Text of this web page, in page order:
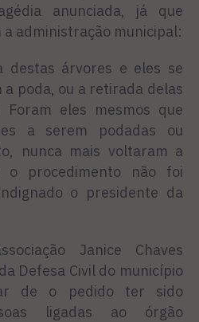
anunciada, já que
administração municipal:
destas árvores e eles se
poda, ou a retirada delas
Foram eles mesmos que
a serem podadas ou
nunca mais voltaram a
procedimento não foi
o presidente da
Janice Chaves
Defesa Civil do município
de o pedido ter sido
ligadas ao órgão